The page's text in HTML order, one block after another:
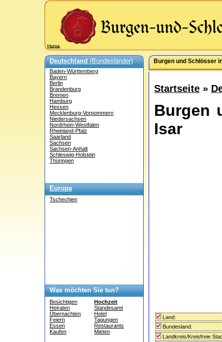
Deutschland(Bundesländer)
Baden-Württemberg
Bayern
Berlin
Brandenburg
Bremen
Hamburg
Hessen
Mecklenburg-Vorpommern
Niedersachsen
Nordrhein-Westfalen
Rheinland-Pfalz
Saarland
Sachsen
Sachsen-Anhalt
Schleswig-Holstein
Thüringen
Europa
Tschechien
Was möchten Sie tun?
Besichtigen
Heiraten
Übernachten
Feiern
Essen
Kaufen
Hochzeit
Standesamt
Hotel
Tagungen
Restaurants
Mieten
Burgen und Schlösser
Startseite »
Burgen
Isar
Land:
Bundesland:
Landkreis/Kreisfreie